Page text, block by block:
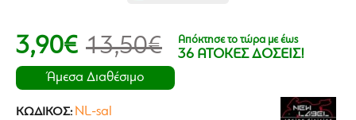
3,90€ 13,50€ Απόκτησε το τώρα με έως
36 ΑΤΟΚΕΣ ΔΟΣΕΙΣ!
Άμεσα Διαθέσιμο
ΚΩΔΙΚΌΣ: NL-sal